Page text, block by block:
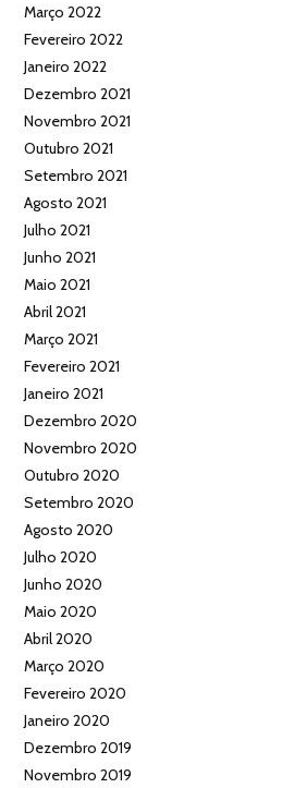
Março 2022
Fevereiro 2022
Janeiro 2022
Dezembro 2021
Novembro 2021
Outubro 2021
Setembro 2021
Agosto 2021
Julho 2021
Junho 2021
Maio 2021
Abril 2021
Março 2021
Fevereiro 2021
Janeiro 2021
Dezembro 2020
Novembro 2020
Outubro 2020
Setembro 2020
Agosto 2020
Julho 2020
Junho 2020
Maio 2020
Abril 2020
Março 2020
Fevereiro 2020
Janeiro 2020
Dezembro 2019
Novembro 2019